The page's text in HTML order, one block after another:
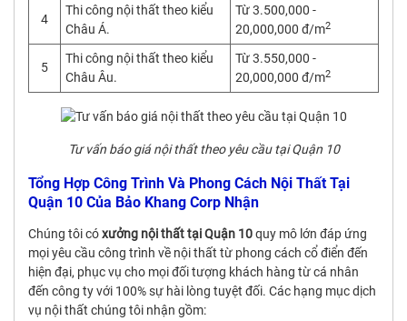
4
Thi công nội thất theo kiểu
Châu Á.
Từ 3.500,000 -
20,000,000 đ/m2
5
Thi công nội thất theo kiểu
Châu Âu.
Từ 3.550,000 -
20,000,000 đ/m2
Tư vấn báo giá nội thất theo yêu cầu tại Quận 10
Tổng Hợp Công Trình Và Phong Cách Nội Thất Tại
Quận 10 Của Bảo Khang Corp Nhận
Chúng tôi cóxưởng nội thất tại Quận 10quy mô lớn đáp ứng
mọi yêu cầu công trình về nội thất từ phong cách cổ điển đến
hiện đại, phục vụ cho mọi đối tượng khách hàng từ cá nhân
đến công ty với 100% sự hài lòng tuyệt đối. Các hạng mục dịch
vụ nội thất chúng tôi nhận gồm: